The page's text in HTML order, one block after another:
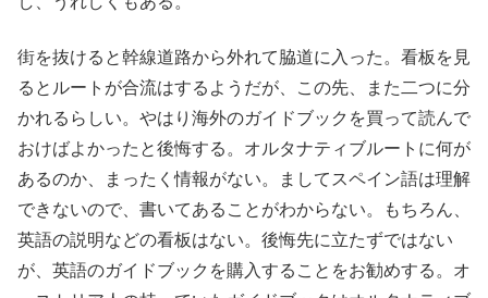
街を抜けると幹線道路から外れて脇道に入った。看板を見
るとルートが合流はするようだが、この先、また二つに分
かれるらしい。やはり海外のガイドブックを買って読んで
おけばよかったと後悔する。オルタナティブルートに何が
あるのか、まったく情報がない。ましてスペイン語は理解
できないので、書いてあることがわからない。もちろん、
英語の説明などの看板はない。後悔先に立たずではない
が、英語のガイドブックを購入することをお勧めする。オ